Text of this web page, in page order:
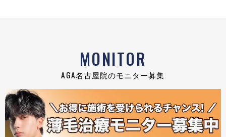
MONITOR
AGA名古屋院のモニター募集